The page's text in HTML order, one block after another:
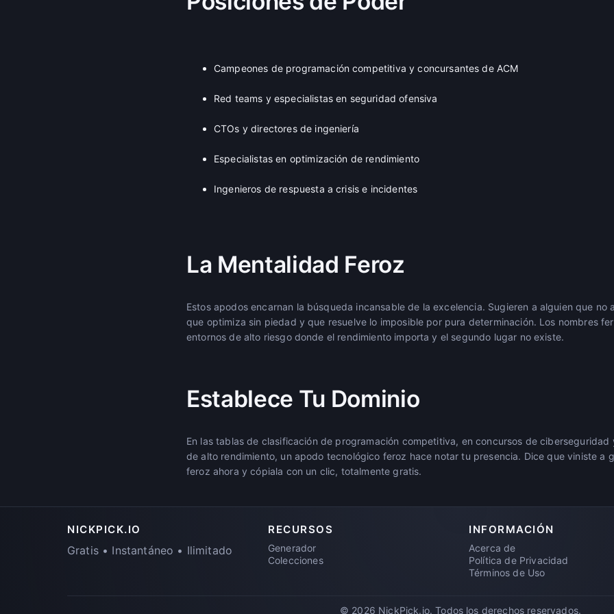
Campeones de programación competitiva y concursantes de ACM
Red teams y especialistas en seguridad ofensiva
CTOs y directores de ingeniería
Especialistas en optimización de rendimiento
Ingenieros de respuesta a crisis e incidentes
La Mentalidad Feroz
Estos apodos encarnan la búsqueda incansable de la excelencia. Sugieren a alguien que no
que optimiza sin piedad y que resuelve lo imposible por pura determinación. Los nombres
entornos de alto riesgo donde el rendimiento importa y el segundo lugar no existe.
Establece Tu Dominio
En las tablas de clasificación de programación competitiva, en concursos de ciberseguridad
de alto rendimiento, un apodo tecnológico feroz hace notar tu presencia. Dice que viniste a
feroz ahora y cópiala con un clic, totalmente gratis.
NICKPICK.IO
Gratis • Instantáneo • Ilimitado
RECURSOS
Generador
Colecciones
INFORMACIÓN
Acerca de
Política de Privacidad
Términos de Uso
© 2026 NickPick.io. Todos los derechos reservados.